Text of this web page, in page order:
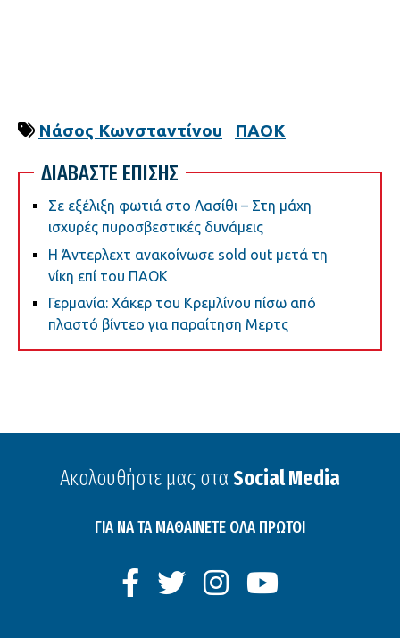
Νάσος Κωνσταντίνου ΠΑΟΚ
ΔΙΑΒΑΣΤΕ ΕΠΙΣΗΣ
Σε εξέλιξη φωτιά στο Λασίθι – Στη μάχη
ισχυρές πυροσβεστικές δυνάμεις
Η Άντερλεχτ ανακοίνωσε sold out μετά τη
νίκη επί του ΠΑΟΚ
Γερμανία: Χάκερ του Κρεμλίνου πίσω από
πλαστό βίντεο για παραίτηση Μερτς
Ακολουθήστε μας στα Social Media
ΓΙΑ ΝΑ ΤΑ ΜΑΘΑΙΝΕΤΕ ΟΛΑ ΠΡΩΤΟΙ